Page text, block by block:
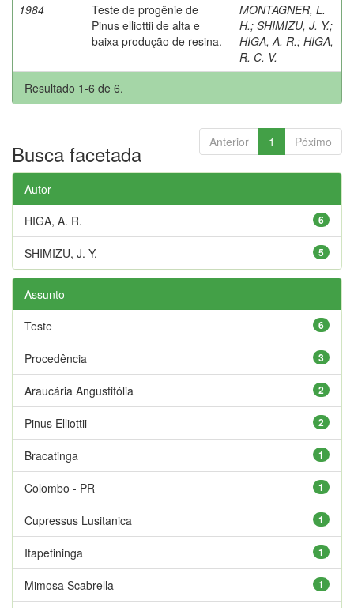
1984
Teste de progênie de
Pinus elliottii de alta e
baixa produção de resina.
MONTAGNER, L.
H.; SHIMIZU, J. Y.;
HIGA, A. R.; HIGA,
R. C. V.
Resultado 1-6 de 6.
Anterior 1 Póximo
Busca facetada
Autor
6
HIGA, A. R.
5
SHIMIZU, J. Y.
Assunto
6
Teste
3
Procedência
2
Araucária Angustifólia
2
Pinus Elliottii
1
Bracatinga
1
Colombo - PR
1
Cupressus Lusitanica
1
Itapetininga
1
Mimosa Scabrella